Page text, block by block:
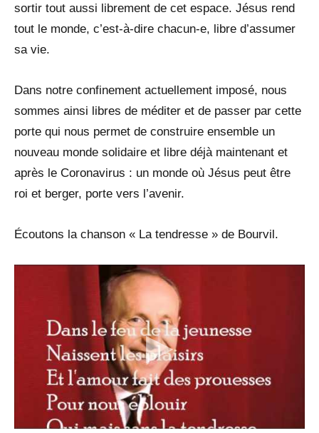
sortir tout aussi librement de cet espace. Jésus rend
tout le monde, c’est-à-dire chacun-e, libre d’assumer
sa vie.
Dans notre confinement actuellement imposé, nous
sommes ainsi libres de méditer et de passer par cette
porte qui nous permet de construire ensemble un
nouveau monde solidaire et libre déjà maintenant et
après le Coronavirus : un monde où Jésus peut être
roi et berger, porte vers l’avenir.
Écoutons la chanson « La tendresse » de Bourvil.